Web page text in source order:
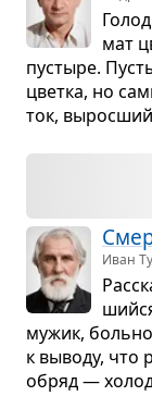
мат
пустыре.
цветка, но
ток,
Иван
мужик,
к выводу, что
обряд —